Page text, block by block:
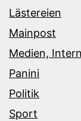
Lästereien
Mainpost
Medien,
Panini
Politik
Sport